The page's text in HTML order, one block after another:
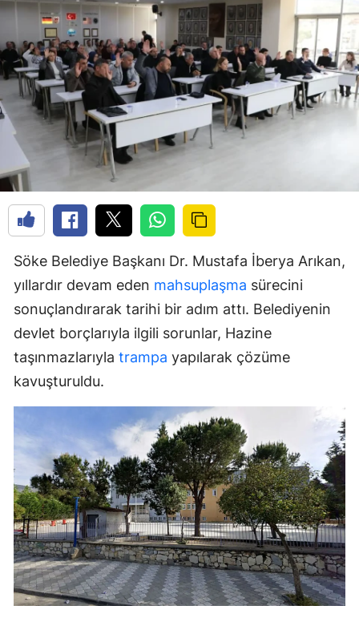
Söke Belediye Başkanı Dr. Mustafa İberya Arıkan,
yıllardır devam eden mahsuplaşma sürecini
sonuçlandırarak tarihi bir adım attı. Belediyenin
devlet borçlarıyla ilgili sorunlar, Hazine
taşınmazlarıyla trampa yapılarak çözüme
kavuşturuldu.